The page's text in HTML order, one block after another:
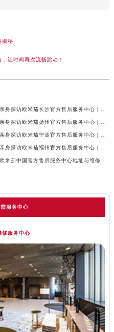
揭秘
让时间再次流畅跳动！
服务中心
修服务中心